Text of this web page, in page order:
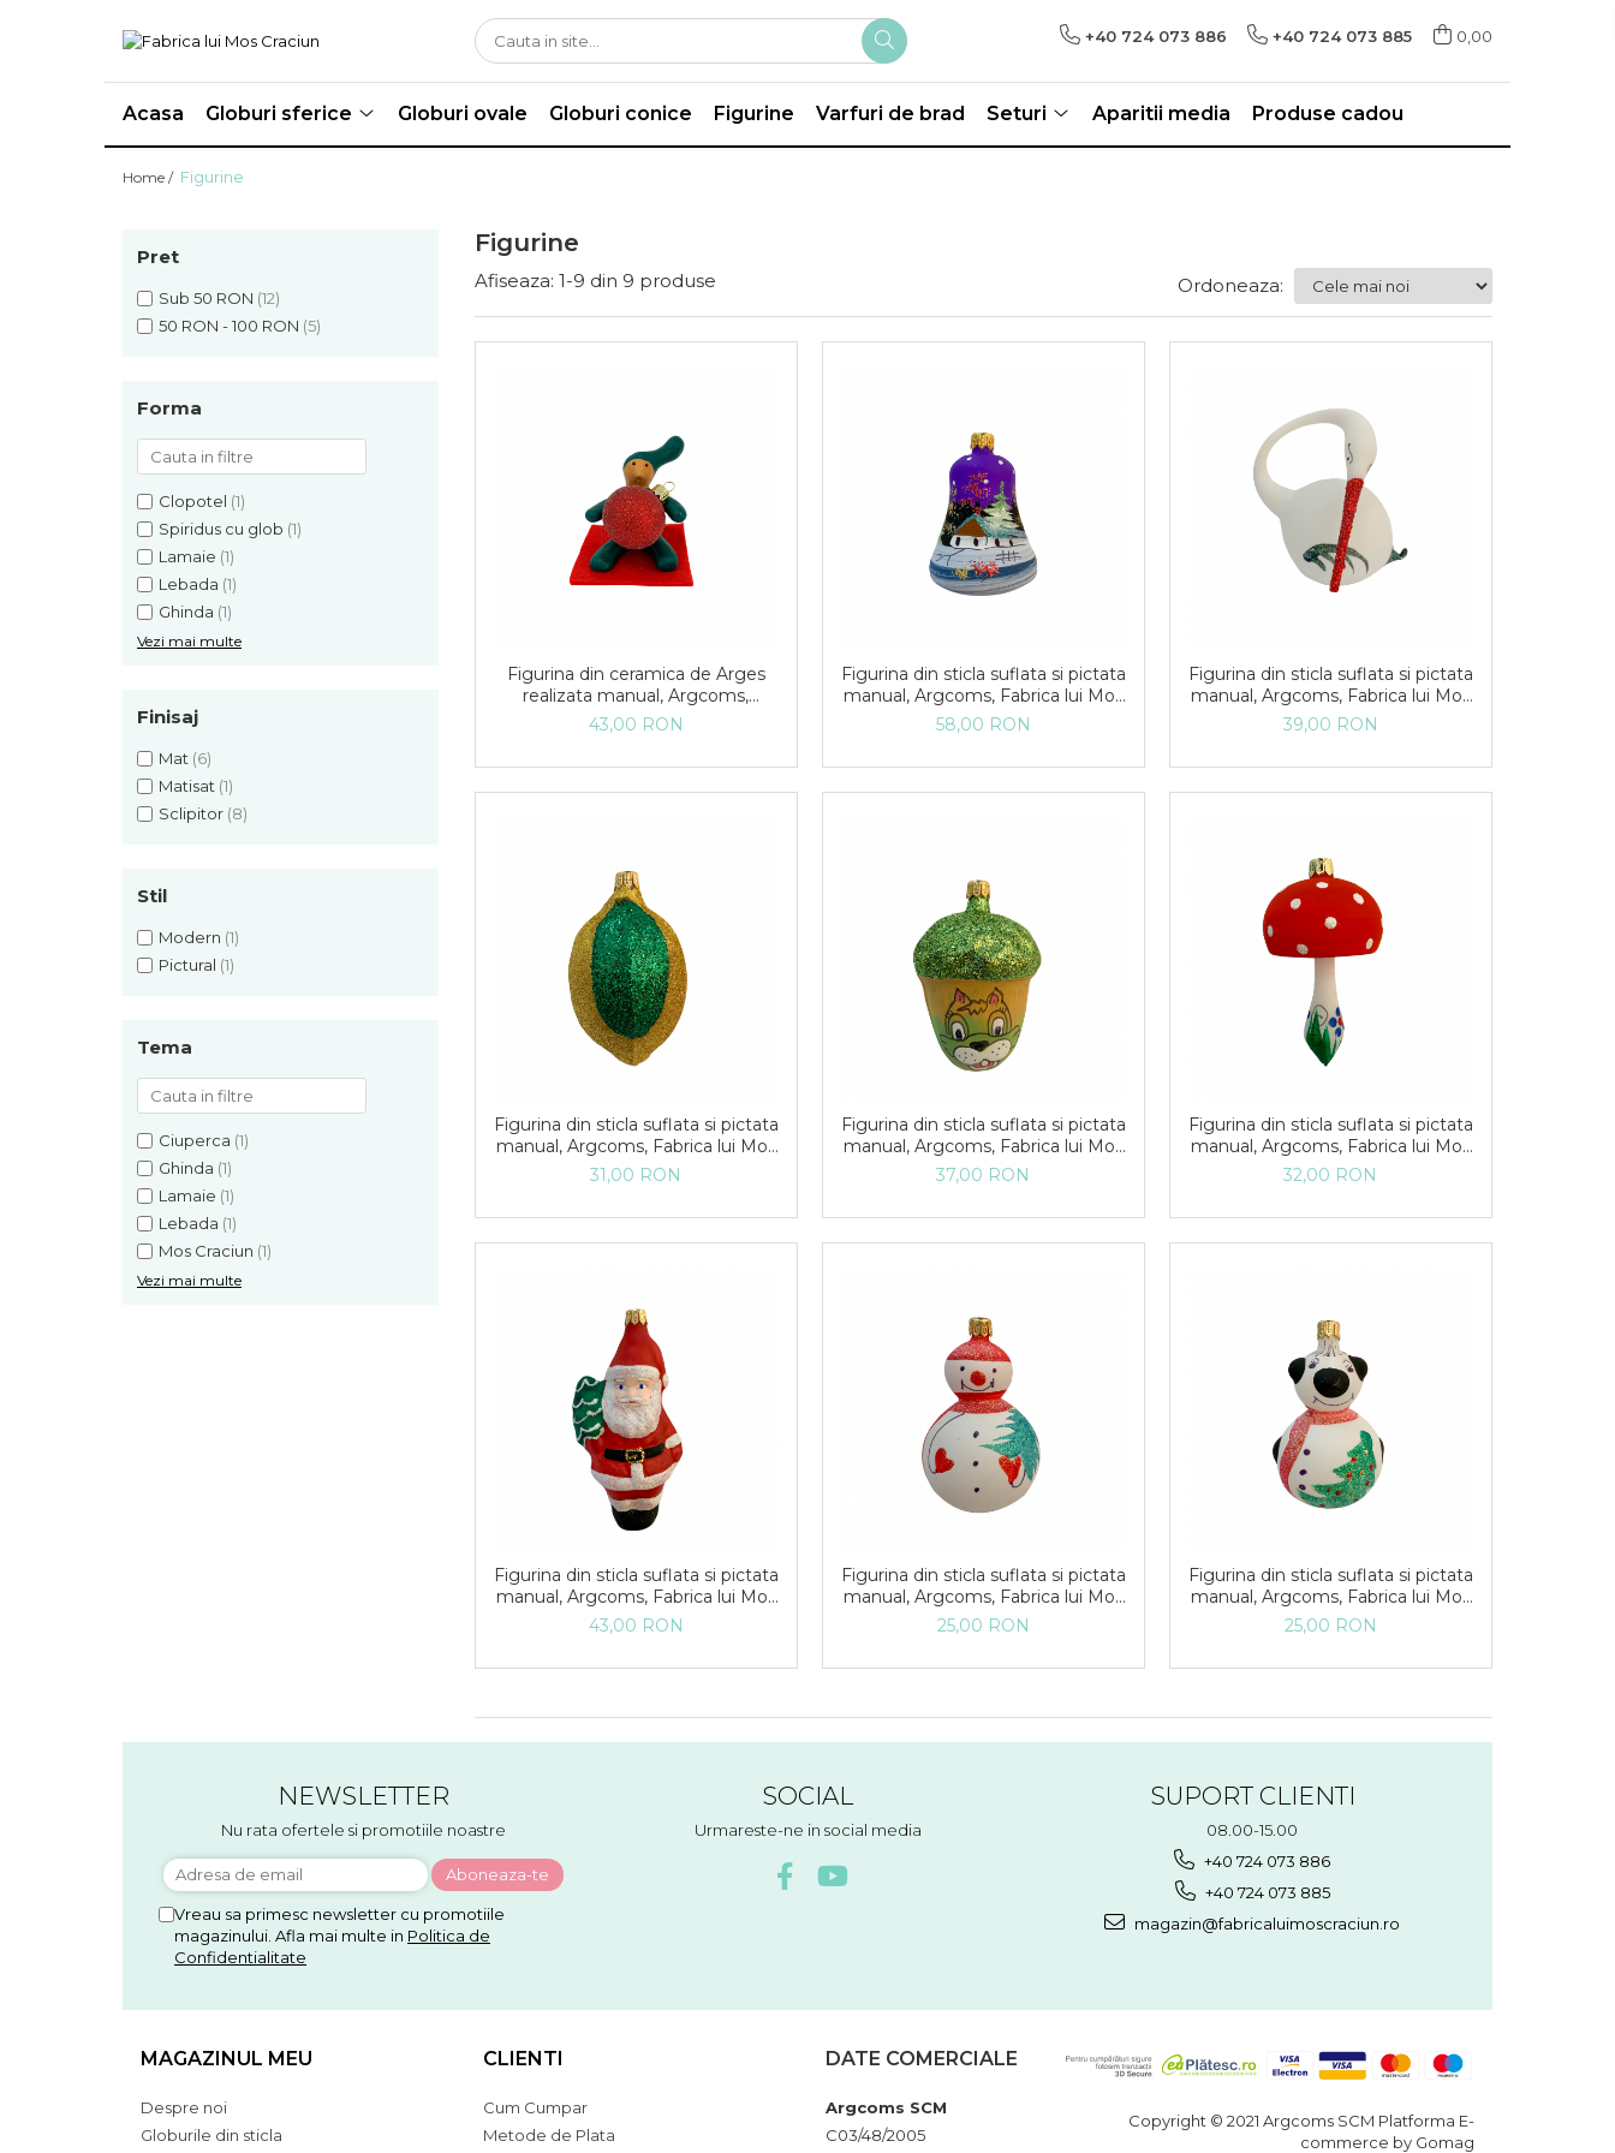
+40 724 073 886 +40 724 073 885 0,00
Acasa Globuri sferice Globuri ovale Globuri conice Figurine Varfuri de brad Seturi Aparitii media Produse cadou
Home / Figurine
Figurine
Pret
Sub 50 RON (12)
50 RON - 100 RON (5)
Forma
Clopotel (1)
Spiridus cu glob (1)
Lamaie (1)
Lebada (1)
Ghinda (1)
Vezi mai multe
Finisaj
Mat (6)
Matisat (1)
Sclipitor (8)
Stil
Modern (1)
Pictural (1)
Tema
Ciuperca (1)
Ghinda (1)
Lamaie (1)
Lebada (1)
Mos Craciun (1)
Vezi mai multe
Afiseaza: 1-9 din 9 produse Ordoneaza:
Figurina din ceramica de Arges
realizata manual, Argcoms,
Fabrica lui Mos Craciun, Spiridus
cu glob
43,00 RON
Figurina din sticla suflata si pictata
manual, Argcoms, Fabrica lui Mos
Craciun, Clopotel, Peisaj de iarna,
Multicolor
58,00 RON
Figurina din sticla suflata si pictata
manual, Argcoms, Fabrica lui Mos
Craciun, Lebada, Multicolor, Fond
39,00 RON
Figurina din sticla suflata si pictata
manual, Argcoms, Fabrica lui Mos
Craciun, Lamaie, Galben/Verde
31,00 RON
Figurina din sticla suflata si pictata
manual, Argcoms, Fabrica lui Mos
Craciun, Ghinda, Multicolor, Fond
37,00 RON
Figurina din sticla suflata si pictata
manual, Argcoms, Fabrica lui Mos
Craciun, Ciuperca, Multicolor
32,00 RON
Figurina din sticla suflata si pictata
manual, Argcoms, Fabrica lui Mos
Craciun, Multicolor, Fond rosu
43,00 RON
Figurina din sticla suflata si pictata
manual, Argcoms, Fabrica lui Mos
Craciun, Om de zapada,
Multicolor, Fond alb
25,00 RON
Figurina din sticla suflata si pictata
manual, Argcoms, Fabrica lui Mos
Craciun, Ursulet, Multicolor, Fond
25,00 RON
NEWSLETTER
Nu rata ofertele si promotiile noastre
Vreau sa primesc newsletter cu promotiile
magazinului. Afla mai multe in Politica de
Confidentialitate
SOCIAL
Urmareste-ne in social media
SUPORT CLIENTI
08.00-15.00
+40 724 073 886
+40 724 073 885
magazin@fabricaluimoscraciun.ro
MAGAZINUL MEU
Despre noi
Globurile din sticla
CLIENTI
Cum Cumpar
Metode de Plata
DATE COMERCIALE
Argcoms SCM
C03/48/2005
Copyright © 2021 Argcoms SCM Platforma E-
commerce by Gomag